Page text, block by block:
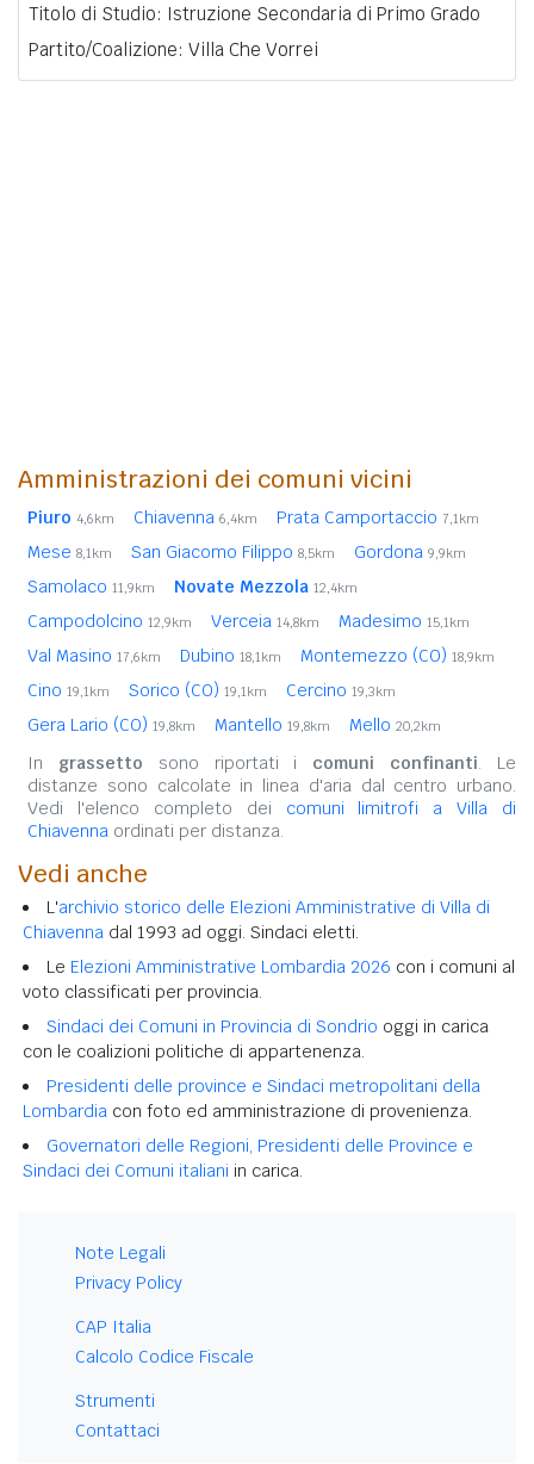
Titolo di Studio: Istruzione Secondaria di Primo Grado
Partito/Coalizione: Villa Che Vorrei
Amministrazioni dei comuni vicini
Piuro 4,6km Chiavenna 6,4km Prata Camportaccio 7,1km
Mese 8,1km San Giacomo Filippo 8,5km Gordona 9,9km
Samolaco 11,9km Novate Mezzola 12,4km
Campodolcino 12,9km Verceia 14,8km Madesimo 15,1km
Val Masino 17,6km Dubino 18,1km Montemezzo (CO) 18,9km
Cino 19,1km Sorico (CO) 19,1km Cercino 19,3km
Gera Lario (CO) 19,8km Mantello 19,8km Mello 20,2km
In grassetto sono riportati i comuni confinanti. Le
distanze sono calcolate in linea d'aria dal centro urbano.
Vedi l'elenco completo dei comuni limitrofi a Villa di
Chiavenna ordinati per distanza.
Vedi anche
L'archivio storico delle Elezioni Amministrative di Villa di
Chiavenna dal 1993 ad oggi. Sindaci eletti.
Le Elezioni Amministrative Lombardia 2026 con i comuni al
voto classificati per provincia.
Sindaci dei Comuni in Provincia di Sondrio oggi in carica
con le coalizioni politiche di appartenenza.
Presidenti delle province e Sindaci metropolitani della
Lombardia con foto ed amministrazione di provenienza.
Governatori delle Regioni, Presidenti delle Province e
Sindaci dei Comuni italiani in carica.
Note Legali
Privacy Policy
CAP Italia
Calcolo Codice Fiscale
Strumenti
Contattaci